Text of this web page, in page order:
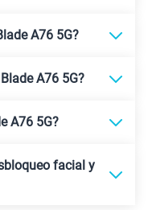
A76 5G?
A76 5G?
A76 5G?
facial y